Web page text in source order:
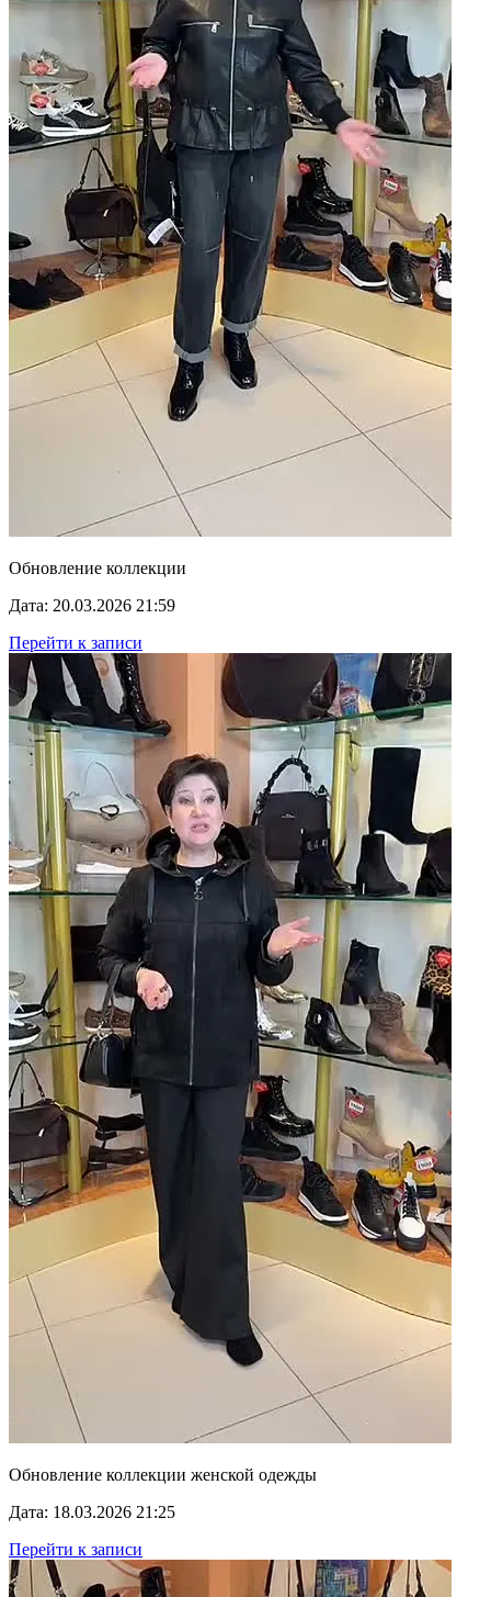
Обновление коллекции
Дата: 20.03.2026 21:59
Перейти к записи
Обновление коллекции женской одежды
Дата: 18.03.2026 21:25
Перейти к записи